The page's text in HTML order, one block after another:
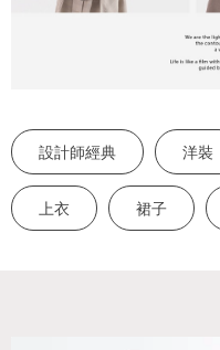
設計師經典 洋裝
上衣 裙子